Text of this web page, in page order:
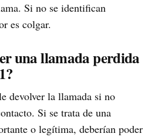
Si no se identifican
es colgar.
una llamada perdida
devolver la llamada si no
Si se trata de una
o legítima, deberían poder